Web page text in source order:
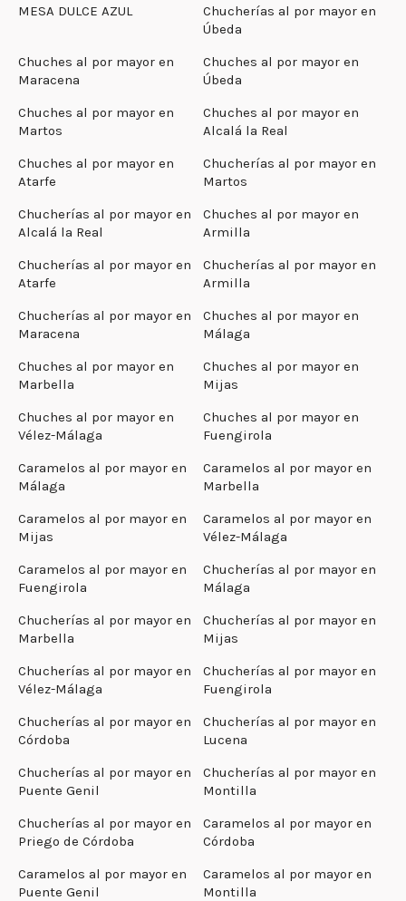
MESA DULCE AZUL
Chucherías al por mayor en
Úbeda
Chuches al por mayor en
Maracena
Chuches al por mayor en
Úbeda
Chuches al por mayor en
Martos
Chuches al por mayor en
Alcalá la Real
Chuches al por mayor en
Atarfe
Chucherías al por mayor en
Martos
Chucherías al por mayor en
Alcalá la Real
Chuches al por mayor en
Armilla
Chucherías al por mayor en
Atarfe
Chucherías al por mayor en
Armilla
Chucherías al por mayor en
Maracena
Chuches al por mayor en
Málaga
Chuches al por mayor en
Marbella
Chuches al por mayor en
Mijas
Chuches al por mayor en
Vélez-Málaga
Chuches al por mayor en
Fuengirola
Caramelos al por mayor en
Málaga
Caramelos al por mayor en
Marbella
Caramelos al por mayor en
Mijas
Caramelos al por mayor en
Vélez-Málaga
Caramelos al por mayor en
Fuengirola
Chucherías al por mayor en
Málaga
Chucherías al por mayor en
Marbella
Chucherías al por mayor en
Mijas
Chucherías al por mayor en
Vélez-Málaga
Chucherías al por mayor en
Fuengirola
Chucherías al por mayor en
Córdoba
Chucherías al por mayor en
Lucena
Chucherías al por mayor en
Puente Genil
Chucherías al por mayor en
Montilla
Chucherías al por mayor en
Priego de Córdoba
Caramelos al por mayor en
Córdoba
Caramelos al por mayor en
Puente Genil
Caramelos al por mayor en
Montilla